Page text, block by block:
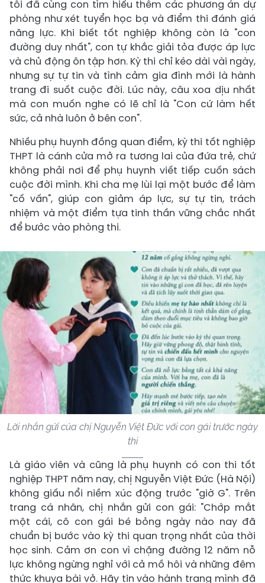
tôi đã cùng con tìm hiểu thêm các phương án dự
phòng như xét tuyển học bạ và điểm thi đánh giá
năng lực. Khi biết tốt nghiệp không còn là "con
đường duy nhất", con tự khắc giải tỏa được áp lực
và chủ động ôn tập hơn. Kỳ thi chỉ kéo dài vài ngày,
nhưng sự tự tin và tình cảm gia đình mới là hành
trang đi suốt cuộc đời. Lúc này, câu xoa dịu nhất
mà con muốn nghe có lẽ chỉ là "Con cứ làm hết
sức, cả nhà luôn ở bên con".
Nhiều phụ huynh đồng quan điểm, kỳ thi tốt nghiệp
THPT là cánh cửa mở ra tương lai của đứa trẻ, chứ
không phải nơi để phụ huynh viết tiếp cuốn sách
cuộc đời mình. Khi cha mẹ lùi lại một bước để làm
"cố vấn", giúp con giảm áp lực, sự tự tin, trách
nhiệm và một điểm tựa tinh thần vững chắc nhất
để bước vào phòng thi.
Lời nhắn gửi của chị Nguyễn Việt Đức với con gái trước ngày
thi
Là giáo viên và cũng là phụ huynh có con thi tốt
nghiệp THPT năm nay, chị Nguyễn Việt Đức (Hà Nội)
không giấu nổi niềm xúc động trước "giờ G". Trên
trang cá nhân, chị nhắn gửi con gái: "Chớp mắt
một cái, cô con gái bé bỏng ngày nào nay đã
chuẩn bị bước vào kỳ thi quan trọng nhất của thời
học sinh. Cảm ơn con vì chặng đường 12 năm nỗ
lực không ngừng nghỉ với cả mồ hôi và những đêm
thức khuya bài vở. Hãy tin vào hành trang mình đã